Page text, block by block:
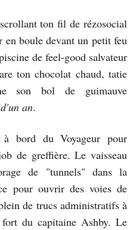
ton fil de rézosocial
en boule devant un petit feu
de feel-good salvateur
ton chocolat chaud, tatie
son bol de guimauve
an.
à bord du Voyageur pour
de greffière. Le vaisseau
de "tunnels" dans la
pour ouvrir des voies de
de trucs administratifs à
du capitaine Ashby. Le